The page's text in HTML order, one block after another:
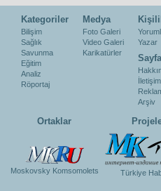
Kategoriler
Bilişim
Sağlık
Savunma
Eğitim
Analiz
Röportaj
Medya
Foto Galeri
Video Galeri
Karikatürler
Yazar
İletişim
Arşiv
Ortaklar
Moskovsky Komsomolets Türkiye